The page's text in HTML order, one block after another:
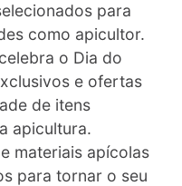
para
como apicultor.
o Dia do
e ofertas
de itens
apicultura.
materiais apícolas
para tornar o seu